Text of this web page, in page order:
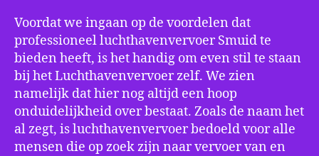
Voordat we ingaan op de voordelen dat
professioneel luchthavenvervoer Smuid te
bieden heeft, is het handig om even stil te staan
bij het Luchthavenvervoer zelf. We zien
namelijk dat hier nog altijd een hoop
onduidelijkheid over bestaat. Zoals de naam het
al zegt, is luchthavenvervoer bedoeld voor alle
mensen die op zoek zijn naar vervoer van en